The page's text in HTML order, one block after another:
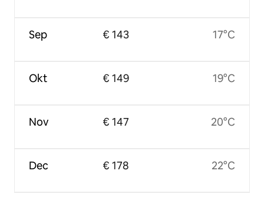
Sep
Okt
Nov
Dec
€ 143
€ 149
€ 147
€ 178
17°C
19°C
20°C
22°C